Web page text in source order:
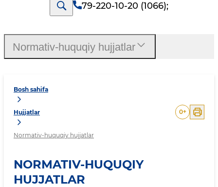
79-220-10-20 (1066);
Bosh sahifa
Hujjatlar
Normativ-huquqiy hujjatlar
0+
NORMATIV-HUQUQIY
HUJJATLAR
Normativ-huquqiy hujjatlar